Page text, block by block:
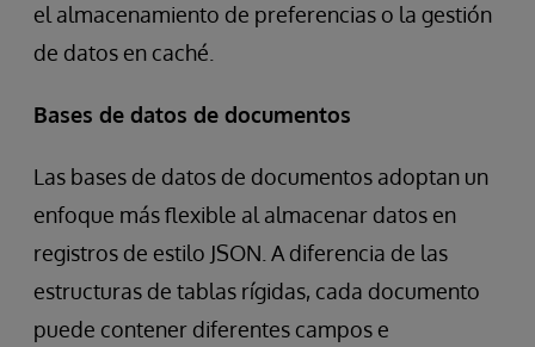
el almacenamiento de preferencias o la gestión
de datos en caché.
Bases de datos de documentos
Las bases de datos de documentos adoptan un
enfoque más flexible al almacenar datos en
registros de estilo JSON. A diferencia de las
estructuras de tablas rígidas, cada documento
puede contener diferentes campos e